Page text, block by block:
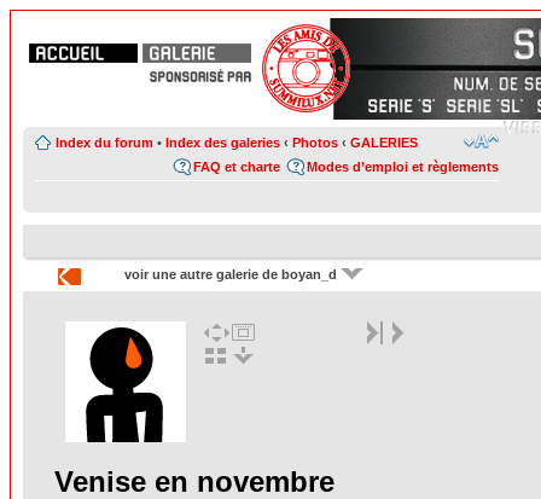
Index du forum • Index des galeries ‹ Photos ‹ GALERIES
Modes d’emploi et règlements
FAQ et charte
voir une autre galerie de boyan_d
Venise en novembre